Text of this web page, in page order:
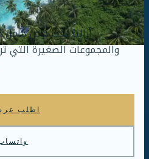
أزاليا يخت خاص كامل
والمجموعات الصغيرة التي
اطلب